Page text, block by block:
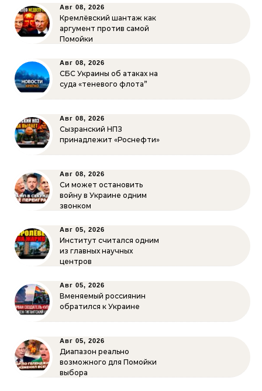
Авг 08, 2026
Кремлёвский шантаж как
аргумент против самой
Помойки
Авг 08, 2026
СБС Украины об атаках на
суда «теневого флота”
Авг 08, 2026
Сызранский НПЗ
принадлежит «Роснефти»
Авг 08, 2026
Си может остановить
войну в Украине одним
звонком
Авг 05, 2026
Институт считался одним
из главных научных
центров
Авг 05, 2026
Вменяемый россиянин
обратился к Украине
Авг 05, 2026
Диапазон реально
возможного для Помойки
выбора